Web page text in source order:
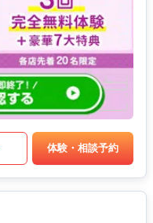
体験・相談予約